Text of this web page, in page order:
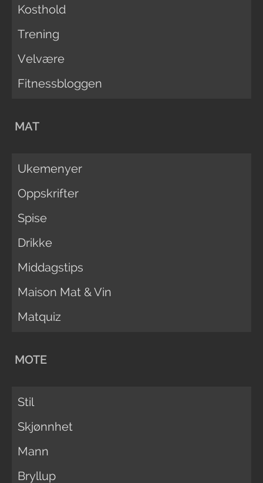
Kosthold
Trening
Velvære
Fitnessbloggen
MAT
Ukemenyer
Oppskrifter
Spise
Drikke
Middagstips
Maison Mat & Vin
Matquiz
MOTE
Stil
Skjønnhet
Mann
Bryllup